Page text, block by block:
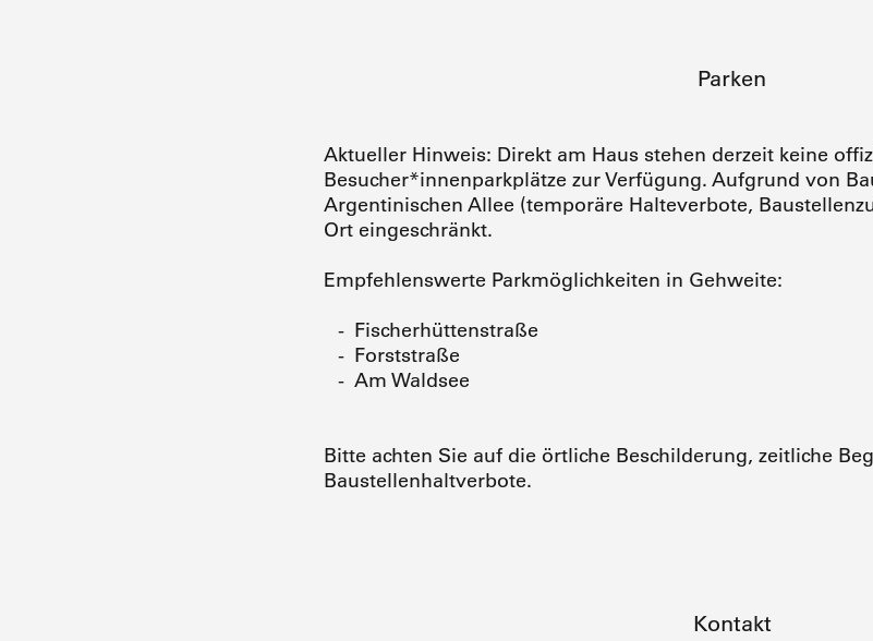
Parken
Aktueller Hinweis: Direkt am Haus stehen derzeit keine
Besucher*innenparkplätze zur Verfügung. Aufgrund von
Argentinischen Allee (temporäre Halteverbote,
Ort eingeschränkt.
Empfehlenswerte Parkmöglichkeiten in Gehweite:
Fischerhüttenstraße
Forststraße
Am Waldsee
Bitte achten Sie auf die örtliche Beschilderung, zeitliche
Baustellenhaltverbote.
Kontakt